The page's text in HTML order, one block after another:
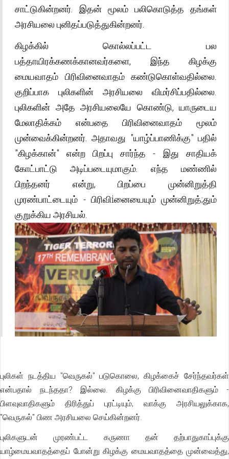
சாட்டுகின்றனர். இதன் மூலம் பலிகொடுத்த தங்கள்
அரசியலை புனிதப்படுத்துகின்றனர்.
கிழக்கில் கொல்லப்பட்ட பல
பத்தாயிரக்கணக்கானவர்களை, இந்த கிழக்கு
மையவாதம் பிரிவினைவாதம் கண்டுகொள்வதில்லை.
குறிப்பாக புலிகளின் அரசியலை விமர்சிப்பதில்லை.
புலிகளின் அதே அரசியலையே கொண்டு, யாருடைய
மேலாதிக்கம் என்பதை பிரிவினைவாதம் மூலம்
முன்வைக்கின்றனர். அதாவது "யாழ்ப்பாணிக்கு" பதில்
"கிழக்கான்" என்ற பிறப்பு சார்ந்த - இது சாதியக்
கோட்பாட்டு அடிப்படையுமாகும். எந்த மண்ணில்
பிறந்தனர் என்று, பிறப்பை முன்னிறுத்தி
முரண்பாட்டையும் - பிரிவிiனையையும் முன்னிறுத்;தும்
குறுக்கிய அரசியல்.
புலிகள் நடத்திய "வெருகல்" படுகொலை, கிழக்கைச் சேர்ந்தவர்கள்
என்பதால் நடந்ததா? இல்லை. கிழக்கு பிரிவினைவாதிகளும் -
பிளவுவாதிகளும் திரித்துப் புரட்டியும், வாக்கு அரசியலுக்காக,
"வெருகல்" பிண அரசியலை செய்கின்றனர்.
புலிகளுடன் முரண்பட்ட கருணா தன் தற்பாதுகாப்புக்கு
யாழ்மையவாதத்தைப் போன்று கிழக்கு மையவாதத்தை முன்வைத்து,